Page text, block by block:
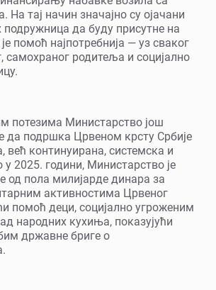
На тај начин значајно су ојачани
подружница да буду присутне на
помоћ најпотребнија — уз сваког
самохраног родитеља и социјално
потезима Министарство још
да подршка Црвеном крсту Србије
већ континуирана, системска и
2025. години, Министарство је
од пола милијарде динара за
активностима Црвеног
помоћ деци, социјално угроженим
народних кухиња, показујући
државне бриге о